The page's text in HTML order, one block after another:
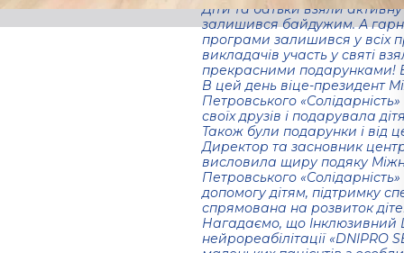
Діти та батьки взяли
залишився байдужим. А
програми залишився у всіх
викладачів участь у святі
прекрасними подарунками!
В цей день віце-президент
Петровського
своїх друзів і подарувала
Також були подарунки і від
Директор та засновник
висловила щиру подяку
Петровського
допомогу дітям, підтримку
спрямована на розвиток
Нагадаємо, що Інклюзивний
нейрореабілітації «DNIPRO